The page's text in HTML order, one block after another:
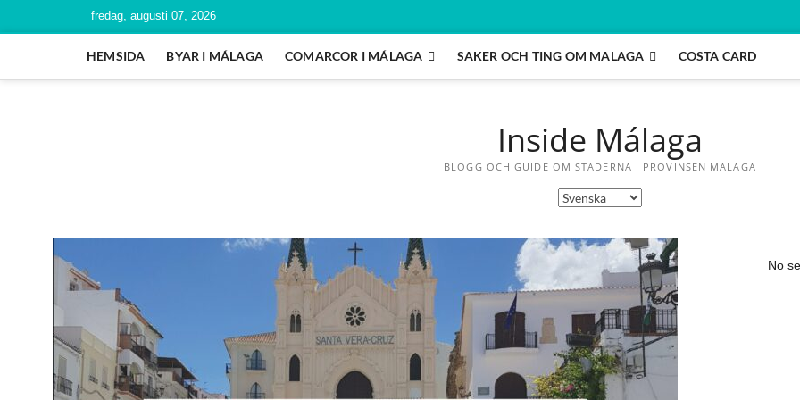
fredag, augusti 07, 2026
HEMSIDA BYAR I MÁLAGA COMARCOR I MÁLAGA SAKER OCH TING OM MALAGA COSTA CARD
Inside Málaga
BLOGG OCH GUIDE OM STÄDERNA I PROVINSEN MALAGA
No